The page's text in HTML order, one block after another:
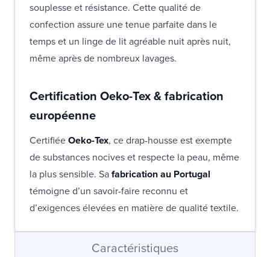
souplesse et résistance. Cette qualité de
confection assure une tenue parfaite dans le
temps et un linge de lit agréable nuit après nuit,
même après de nombreux lavages.
Certification Oeko-Tex & fabrication
européenne
CertifiéeOeko-Tex, ce drap-housse est exempte
de substances nocives et respecte la peau, même
la plus sensible. Safabrication au Portugal
témoigne d’un savoir-faire reconnu et
d’exigences élevées en matière de qualité textile.
Caractéristiques